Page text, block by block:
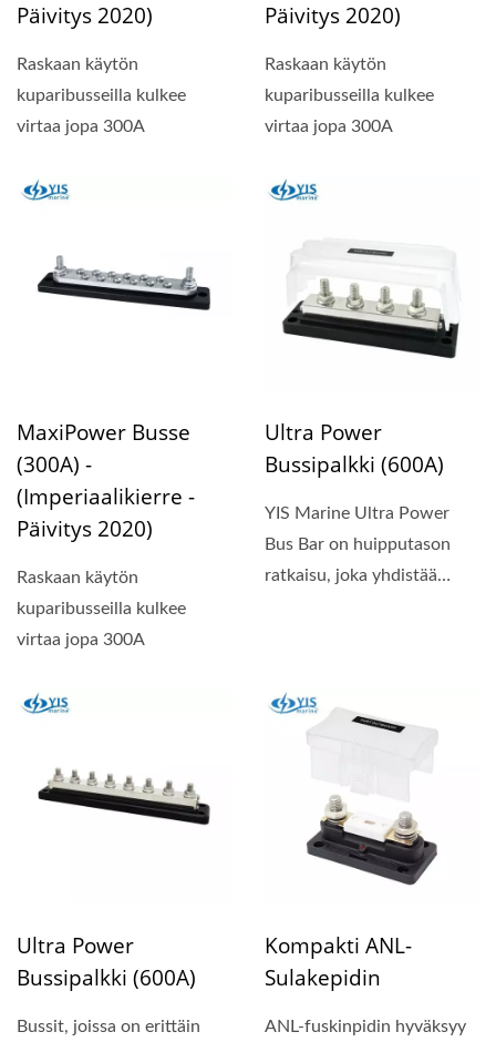
Päivitys 2020)
Raskaan käytön
kuparibusseilla kulkee
virtaa jopa 300A
Päivitys 2020)
Raskaan käytön
kuparibusseilla kulkee
virtaa jopa 300A
MaxiPower Busse
(300A) -
(Imperiaalikierre -
Päivitys 2020)
Raskaan käytön
kuparibusseilla kulkee
virtaa jopa 300A
Ultra Power
Bussipalkki (600A)
YIS Marine Ultra Power
Bus Bar on huipputason
ratkaisu, joka yhdistää
Ultra Power
Bussipalkki (600A)
Bussit, joissa on erittäin
Kompakti ANL-
Sulakepidin
ANL-fuskinpidin hyväksyy